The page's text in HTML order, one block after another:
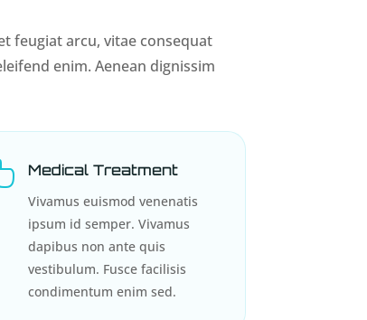
feugiat arcu, vitae consequat
enim. Aenean dignissim
Medical Treatment
Vivamus euismod venenatis
ipsum id semper. Vivamus
dapibus non ante quis
vestibulum. Fusce facilisis
condimentum enim sed.